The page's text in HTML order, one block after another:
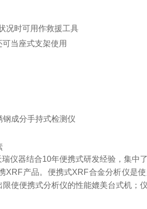
况时可用作救援工具
当座式支架使用
瑞仪器结合10年便携式研发经验，集中
XRF产品。便携式XRF合金分析仪是
使便携式分析仪的性能媲美台式机；